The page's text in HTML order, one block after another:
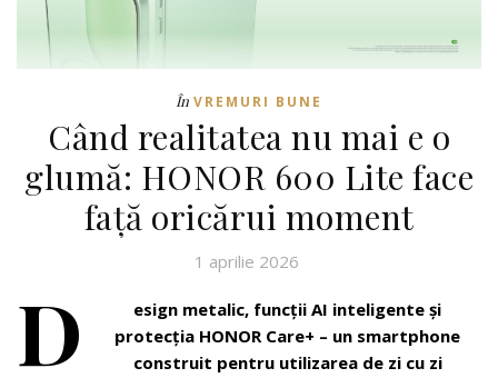
În VREMURI BUNE
Când realitatea nu mai e o
glumă: HONOR 600 Lite face
față oricărui moment
1 aprilie 2026
D
esign metalic, funcții AI inteligente și
protecția HONOR Care+ – un smartphone
construit pentru utilizarea de zi cu zi